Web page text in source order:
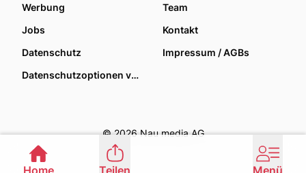
Werbung
Team
Jobs
Kontakt
Datenschutz
Impressum / AGBs
Datenschutzoptionen verwalten
© 2026 Nau media AG
Home Teilen Menü